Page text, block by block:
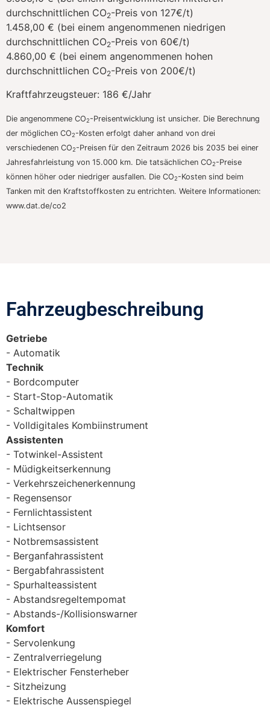
durchschnittlichen CO2-Preis von 127€/t)
1.458,00 € (bei einem angenommenen niedrigen
durchschnittlichen CO2-Preis von 60€/t)
4.860,00 € (bei einem angenommenen hohen
durchschnittlichen CO2-Preis von 200€/t)
Kraftfahrzeugsteuer: 186 €/Jahr
Die angenommene CO2-Preisentwicklung ist unsicher. Die Berechnung
der möglichen CO2-Kosten erfolgt daher anhand von drei
verschiedenen CO2-Preisen für den Zeitraum 2026 bis 2035 bei einer
Jahresfahrleistung von 15.000 km. Die tatsächlichen CO2-Preise
können höher oder niedriger ausfallen. Die CO2-Kosten sind beim
Tanken mit den Kraftstoffkosten zu entrichten. Weitere Informationen:
www.dat.de/co2
Fahrzeugbeschreibung​
Getriebe
Automatik
Technik
Bordcomputer
Start-Stop-Automatik
Schaltwippen
Volldigitales Kombiinstrument
Assistenten
Totwinkel-Assistent
Müdigkeitserkennung
Verkehrszeichenerkennung
Regensensor
Fernlichtassistent
Lichtsensor
Notbremsassistent
Berganfahrassistent
Bergabfahrassistent
Spurhalteassistent
Abstandsregeltempomat
Abstands-/Kollisionswarner
Komfort
Servolenkung
Zentralverriegelung
Elektrischer Fensterheber
Sitzheizung
Elektrische Aussenspiegel